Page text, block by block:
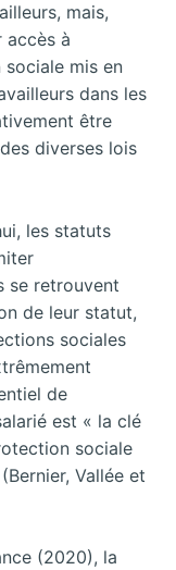
mais,
accès à
sociale mis en
dans les
être
diverses lois
les statuts
se retrouvent
de leur statut,
sociales
de
est « la clé
sociale
Vallée et
(2020), la